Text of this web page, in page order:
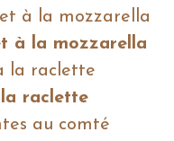
à la mozzarella
raclette